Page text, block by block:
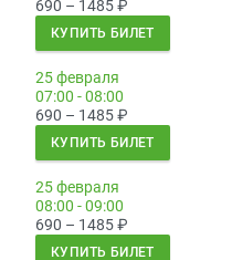
690 – 1485₽
КУПИТЬ БИЛЕТ
25 февраля
07:00 - 08:00
690 – 1485₽
КУПИТЬ БИЛЕТ
25 февраля
08:00 - 09:00
690 – 1485₽
КУПИТЬ БИЛЕТ